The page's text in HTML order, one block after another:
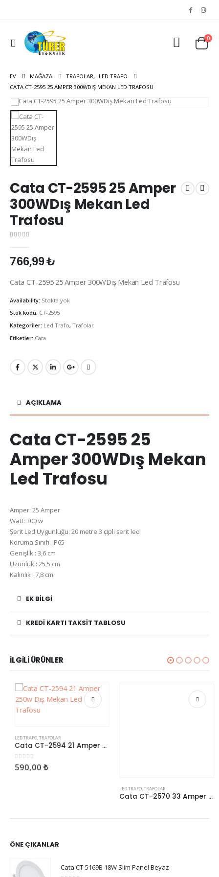
0
EV MAĞAZA TRAFOLAR,
LED TRAFO
CATA CT-2595 25 AMPER 300WDIŞ MEKAN LED TRAFOSU
Cata CT-2595 25 Amper
300WDış Mekan Led
Trafosu
766,99₺
Cata CT-2595 25 Amper 300WDış Mekan Led Trafosu
Availability: Stokta yok
Stok kodu: CT-2595
Kategoriler: Led Trafo, Trafolar
Etiketler: Cata
AÇIKLAMA
Cata CT-2595 25
Amper 300WDış Mekan
Led Trafosu
Amper: 25 Amper
Watt: 300 w
Şerit Led Uygunluğu: 20 metre 3 çipli şerit led
Koruma Sınıfı: IP65
Genişlik : 3,6 cm
Uzunluk : 25,5 cm
Kalınlık : 7,8 cm
EK BILGI
KREDI KARTI TAKSIT TABLOSU
İLGILI ÜRÜNLER
LED TRAFO,TRAFOLAR
Cata CT-2594 21 Amper 250w Dış Mekan Led Trafosu
5 üzerinden
590,00₺
ÖNE ÇIKANLAR